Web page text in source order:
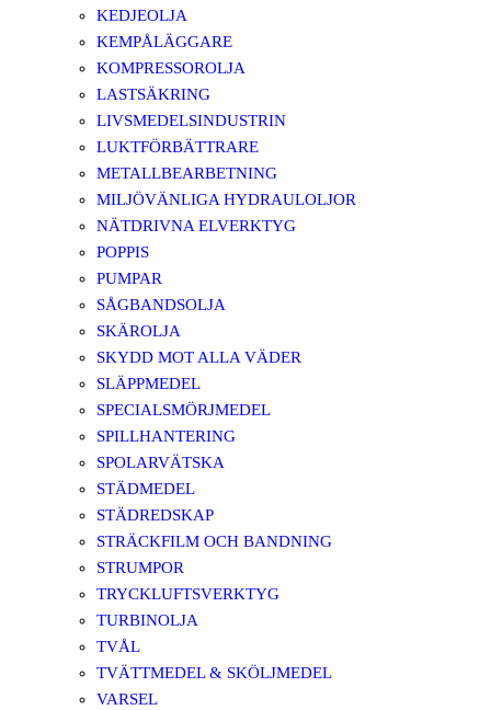
KEDJEOLJA
KEMPÅLÄGGARE
KOMPRESSOROLJA
LASTSÄKRING
LIVSMEDELSINDUSTRIN
LUKTFÖRBÄTTRARE
METALLBEARBETNING
MILJÖVÄNLIGA HYDRAULOLJOR
NÄTDRIVNA ELVERKTYG
POPPIS
PUMPAR
SÅGBANDSOLJA
SKÄROLJA
SKYDD MOT ALLA VÄDER
SLÄPPMEDEL
SPECIALSMÖRJMEDEL
SPILLHANTERING
SPOLARVÄTSKA
STÄDMEDEL
STÄDREDSKAP
STRÄCKFILM OCH BANDNING
STRUMPOR
TRYCKLUFTSVERKTYG
TURBINOLJA
TVÅL
TVÄTTMEDEL & SKÖLJMEDEL
VARSEL